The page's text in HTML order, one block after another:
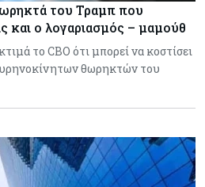
του Τραμπ που
και ο λογαριασμός – μαμούθ
το CBO ότι μπορεί να κοστίσει
θωρηκτών του